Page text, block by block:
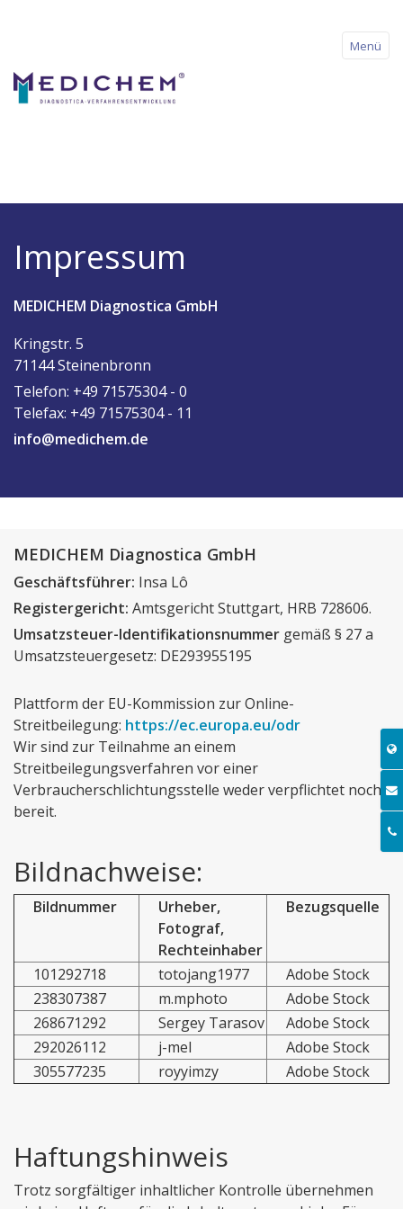
Menü
Über uns
Produkte
Download
Neuigkeiten
Jobs
Impressum
MEDICHEM Diagnostica GmbH
Kringstr. 5
71144 Steinenbronn
Telefon: +49 71575304 - 0
Telefax: +49 71575304 - 11
info@medichem.de
MEDICHEM Diagnostica GmbH
Geschäftsführer: Insa Lô
Registergericht: Amtsgericht Stuttgart, HRB 728606.
Umsatzsteuer-Identifikationsnummer gemäß § 27 a
Umsatzsteuergesetz: DE293955195
Plattform der EU-Kommission zur Online-
Streitbeilegung: https://ec.europa.eu/odr
Wir sind zur Teilnahme an einem
Streitbeilegungsverfahren vor einer
Verbraucherschlichtungsstelle weder verpflichtet noch
bereit.
Bildnachweise:
Bildnummer
Urheber,
Fotograf,
Rechteinhaber
Bezugsquelle
101292718 totojang1977
Adobe Stock
238307387
m.mphoto
Adobe Stock
268671292
Sergey Tarasov
Adobe Stock
292026112
j-mel
Adobe Stock
305577235
royyimzy Adobe Stock
Haftungshinweis
Trotz sorgfältiger inhaltlicher Kontrolle übernehmen